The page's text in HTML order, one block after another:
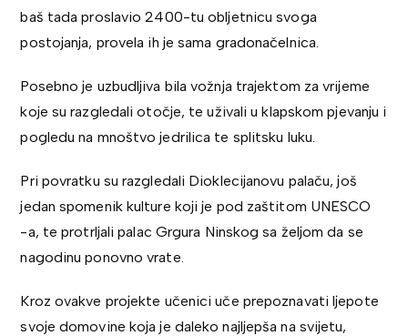
baš tada proslavio 2400-tu obljetnicu svoga
postojanja, provela ih je sama gradonačelnica.
Posebno je uzbudljiva bila vožnja trajektom za vrijeme
koje su razgledali otočje, te uživali u klapskom pjevanju i
pogledu na mnoštvo jedrilica te splitsku luku.
Pri povratku su razgledali Dioklecijanovu palaču, još
jedan spomenik kulture koji je pod zaštitom UNESCO
-a, te protrljali palac Grgura Ninskog sa željom da se
nagodinu ponovno vrate.
Kroz ovakve projekte učenici uče prepoznavati ljepote
svoje domovine koja je daleko najljepša na svijetu,